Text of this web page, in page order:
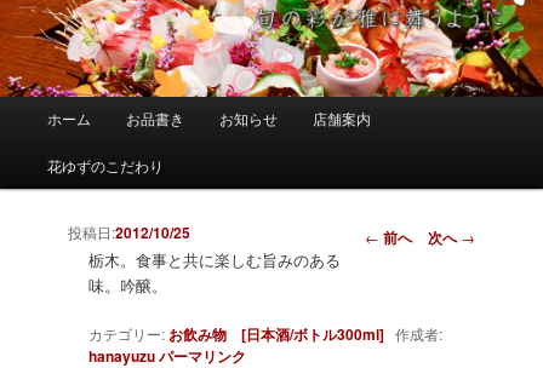
メインコンテンツへ移動
サブコンテンツへ移動
ホーム お品書き お知らせ 店舗案内
花ゆずのこだわり
投稿ナビゲーショ
← 前へ 次へ→
投稿日:2012/10/25
栃木。食事と共に楽しむ旨みのある
味。吟醸。
カテゴリー: お飲み物 [日本酒/ボトル300ml] 作成者:
hanayuzuパーマリンク